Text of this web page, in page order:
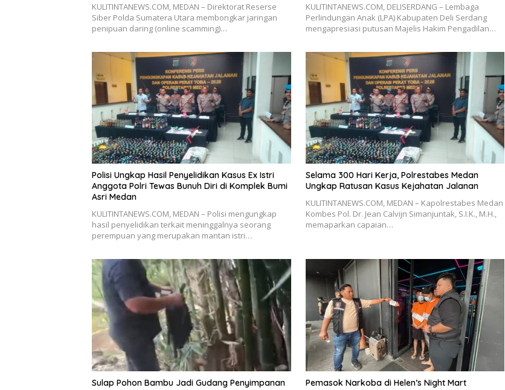
KULITINTANEWS.COM, MEDAN – Direktorat Reserse
Siber Polda Sumatera Utara membongkar jaringan
penipuan daring (online scamming)…
KULITINTANEWS.COM, DELISERDANG – Lembaga
Perlindungan Anak (LPA) Kabupaten Deli Serdang
mengapresiasi putusan Majelis Hakim Pengadilan…
Polisi Ungkap Hasil Penyelidikan Kasus Ex Istri
Anggota Polri Tewas Bunuh Diri di Komplek Bumi
Asri Medan
KULITINTANEWS.COM, MEDAN – Polisi mengungkap
hasil penyelidikan terkait meninggalnya seorang
perempuan yang merupakan mantan istri…
Selama 300 Hari Kerja, Polrestabes Medan
Ungkap Ratusan Kasus Kejahatan Jalanan
KULITINTANEWS.COM, MEDAN – Kapolrestabes Medan
Kombes Pol. Dr. Jean Calvijn Simanjuntak, S.I.K., M.H.,
memaparkan capaian…
Sulap Pohon Bambu Jadi Gudang Penyimpanan
Pemasok Narkoba di Helen’s Night Mart